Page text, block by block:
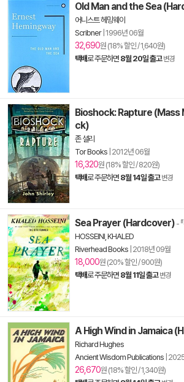
Old Man and the Sea
어니스트 헤밍웨이
Scribner| 1996년 06월
32,690원 (18% 할인 / 1,640원)
택배로 주문하면 8월 20일 출고 변경
Bioshock: Rapture (Mass
ck)
존 셜리
Tor Books 2012년 06월
16,320원 (18% 할인 / 820원)
택배로 주문하면 8월 14일 출고 변경
Sea Prayer (Hardcover) -
HOSSEINI, KHALED
Riverhead Books 2018년 09월
18,000원 (20% 할인 / 900원)
택배로 주문하면 8월 11일 출고 변경
A High Wind in Jamaica
Richard Hughes
Ancient Wisdom Publications
26,670원 (18% 할인 / 1,340원)